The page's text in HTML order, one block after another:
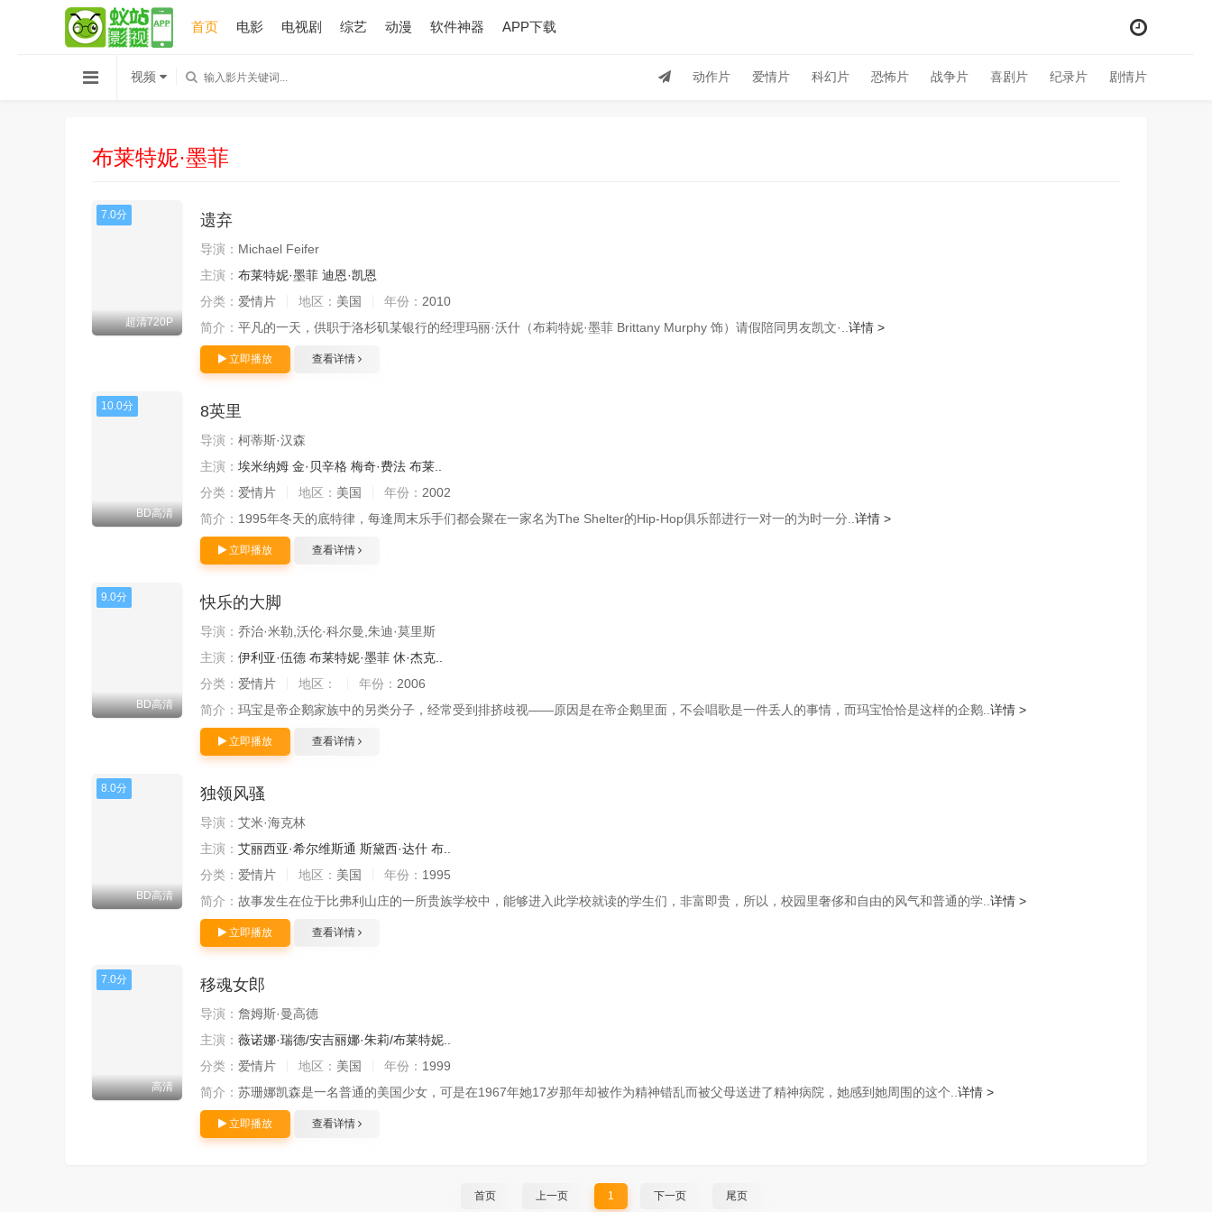
首页 电影 电视剧 综艺 动漫 软件神器 APP下载
动作片 爱情片 科幻片 恐怖片 战争片 喜剧片 纪录片 剧情片
视频
布莱特妮·墨菲
7.0分
超清720P
遗弃
导演： Michael Feifer
主演： 布莱特妮·墨菲 迪恩·凯恩
分类： 爱情片 地区： 美国 年份： 2010
简介： 平凡的一天，供职于洛杉矶某银行的经理玛丽·沃什（布莉特妮·墨菲 Brittany Murphy 饰）请假陪同男友凯文·.. 详情 >
立即播放 查看详情
10.0分
BD高清
8英里
导演： 柯蒂斯·汉森
主演： 埃米纳姆 金·贝辛格 梅奇·费法 布莱..
分类： 爱情片 地区： 美国 年份： 2002
简介： 1995年冬天的底特律，每逢周末乐手们都会聚在一家名为The Shelter的Hip-Hop俱乐部进行一对一的为时一分.. 详情 >
立即播放 查看详情
9.0分
BD高清
快乐的大脚
导演： 乔治·米勒,沃伦·科尔曼,朱迪·莫里斯
主演： 伊利亚·伍德 布莱特妮·墨菲 休·杰克..
分类： 爱情片 地区： 年份： 2006
简介： 玛宝是帝企鹅家族中的另类分子，经常受到排挤歧视——原因是在帝企鹅里面，不会唱歌是一件丢人的事情，而玛宝恰恰是这样的企鹅.. 详情 >
立即播放 查看详情
8.0分
BD高清
独领风骚
导演： 艾米·海克林
主演： 艾丽西亚·希尔维斯通 斯黛西·达什 布..
分类： 爱情片 地区： 美国 年份： 1995
简介： 故事发生在位于比弗利山庄的一所贵族学校中，能够进入此学校就读的学生们，非富即贵，所以，校园里奢侈和自由的风气和普通的学.. 详情 >
立即播放 查看详情
7.0分
高清
移魂女郎
导演： 詹姆斯·曼高德
主演： 薇诺娜·瑞德/安吉丽娜·朱莉/布莱特妮..
分类： 爱情片 地区： 美国 年份： 1999
简介： 苏珊娜凯森是一名普通的美国少女，可是在1967年她17岁那年却被作为精神错乱而被父母送进了精神病院，她感到她周围的这个.. 详情 >
立即播放 查看详情
首页 上一页 1 下一页 尾页